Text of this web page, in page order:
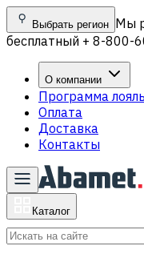
Выбрать регион Мы
бесплатный + 8-800-
О компании
Программа
Оплата
Доставка
Контакты
Каталог